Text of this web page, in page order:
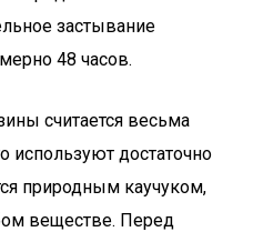
застывание
48 часов.
считается весьма
достаточно
природным каучуком,
веществе. Перед